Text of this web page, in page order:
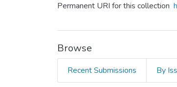
Permanent URI for this collection
Browse
Recent Submissions By